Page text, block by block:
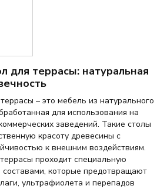
для террасы: натуральная
– это мебель из натурального
для использования на
заведений. Такие столы
красоту древесины с
к внешним воздействиям.
проходит специальную
которые предотвращают
ультрафиолета и перепадов